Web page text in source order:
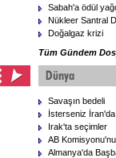
Sabah'a ödül
Nükleer Santral
Doğalgaz krizi
Tüm Gündem
Savaşın bedeli
İsterseniz İran'da
Irak'ta seçimler
AB
Almanya'da